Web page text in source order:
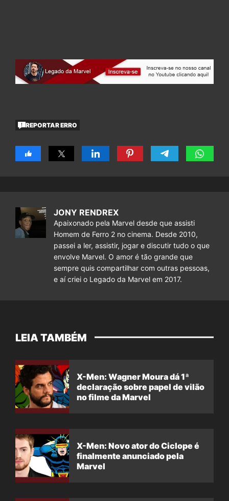
REPORTAR ERRO
JONY RENDREX
Apaixonado pela Marvel desde que assisti
Homem de Ferro 2 no cinema. Desde 2010,
passei a ler, assistir, jogar e discutir tudo o que
envolve Marvel. O amor é tão grande que
sempre quis compartilhar com outras pessoas,
e aí criei o Legado da Marvel em 2017.
LEIA TAMBÉM
X-Men: Wagner Moura dá 1ª
declaração sobre papel de vilão
no filme da Marvel
X-Men: Novo ator do Ciclope é
finalmente anunciado pela
Marvel